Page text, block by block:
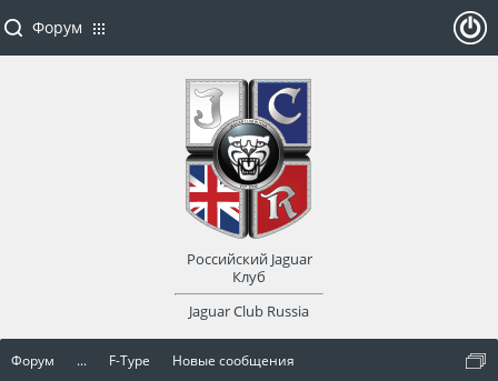
Форум ... F-Type Новые сообщения
Форум
Российский Jaguar
Клуб
Jaguar Club Russia
оват